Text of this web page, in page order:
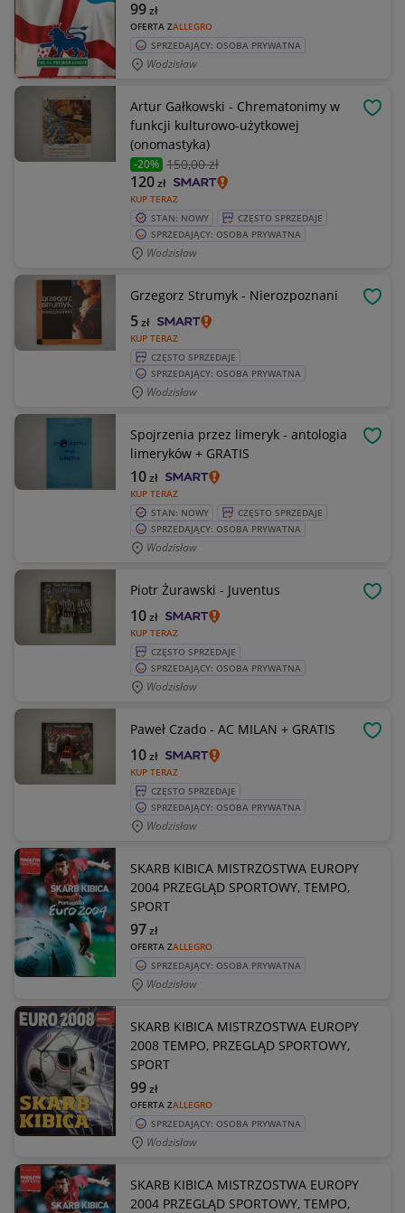
OFERTA ZALLEGRO
99zł
SPRZEDAJĄCY: OSOBA PRYWATNA
Wodzisław
Artur Gałkowski - Chrematonimy w
funkcji kulturowo-użytkowej
(onomastyka)
-20% 150,00 zł
KUP TERAZ
120zł
STAN: NOWY
CZĘSTO SPRZEDAJE
SPRZEDAJĄCY: OSOBA PRYWATNA
Wodzisław
Grzegorz Strumyk - Nierozpoznani
KUP TERAZ
5zł
CZĘSTO SPRZEDAJE
SPRZEDAJĄCY: OSOBA PRYWATNA
Wodzisław
Spojrzenia przez limeryk - antologia
limeryków + GRATIS
KUP TERAZ
10zł
STAN: NOWY
CZĘSTO SPRZEDAJE
SPRZEDAJĄCY: OSOBA PRYWATNA
Wodzisław
Piotr Żurawski - Juventus
KUP TERAZ
10zł
CZĘSTO SPRZEDAJE
SPRZEDAJĄCY: OSOBA PRYWATNA
Wodzisław
Paweł Czado - AC MILAN + GRATIS
KUP TERAZ
10zł
CZĘSTO SPRZEDAJE
SPRZEDAJĄCY: OSOBA PRYWATNA
Wodzisław
SKARB KIBICA MISTRZOSTWA EUROPY
2004 PRZEGLĄD SPORTOWY, TEMPO,
SPORT
OFERTA ZALLEGRO
97zł
SPRZEDAJĄCY: OSOBA PRYWATNA
Wodzisław
SKARB KIBICA MISTRZOSTWA EUROPY
2008 TEMPO, PRZEGLĄD SPORTOWY,
SPORT
OFERTA ZALLEGRO
99zł
SPRZEDAJĄCY: OSOBA PRYWATNA
Wodzisław
SKARB KIBICA MISTRZOSTWA EUROPY
2004 PRZEGLĄD SPORTOWY, TEMPO,